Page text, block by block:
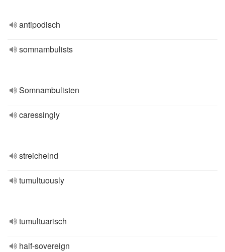
antipodisch
somnambulists
Somnambulisten
caressingly
streichelnd
tumultuously
tumultuarisch
half-sovereign